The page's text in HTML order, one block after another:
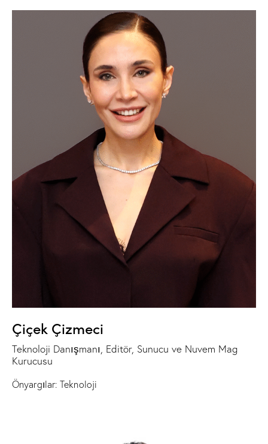
Çiçek Çizmeci
Teknoloji Danışmanı, Editör, Sunucu ve Nuvem Mag
Kurucusu
Önyargılar: Teknoloji